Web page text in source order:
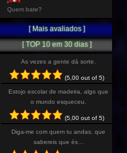
Quem bate?
[ Mais avaliados ]
[ TOP 10 em 30 dias ]
As vezes a gente dá sorte.
(5,00 out of 5)
Estojo escolar de madeira, algo que
o mundo esqueceu.
(5,00 out of 5)
Diga-me com quem tu andas, que
sabereis que és…